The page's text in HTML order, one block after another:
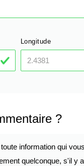
Longitude
?
information qui
quelconque, s'il y